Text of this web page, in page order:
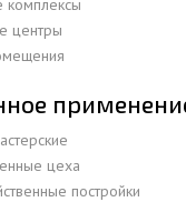
комплексы
центры
цеха
постройки